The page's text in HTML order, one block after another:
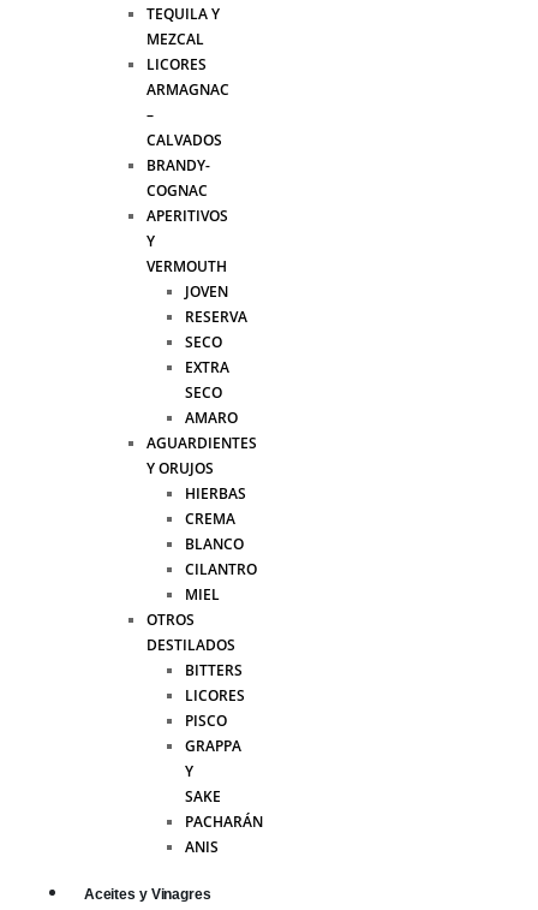
TEQUILA Y
MEZCAL
LICORES
ARMAGNAC
–
CALVADOS
BRANDY-
COGNAC
APERITIVOS
Y
VERMOUTH
JOVEN
RESERVA
SECO
EXTRA
SECO
AMARO
AGUARDIENTES
Y ORUJOS
HIERBAS
CREMA
BLANCO
CILANTRO
MIEL
OTROS
DESTILADOS
BITTERS
LICORES
PISCO
GRAPPA
Y
SAKE
PACHARÁN
ANIS
Aceites y Vinagres